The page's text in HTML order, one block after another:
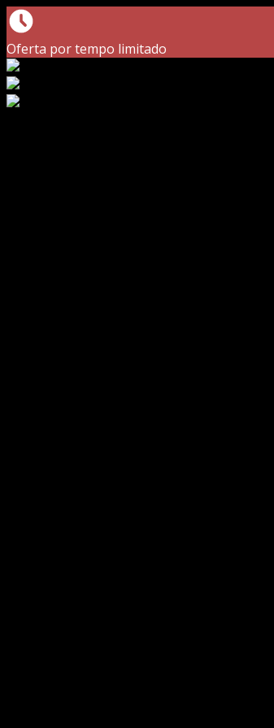
Oferta por tempo limitado